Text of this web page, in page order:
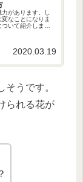
があります。し
なことになりま
いて紹介しま
2020.03.19
うです。
られる花が